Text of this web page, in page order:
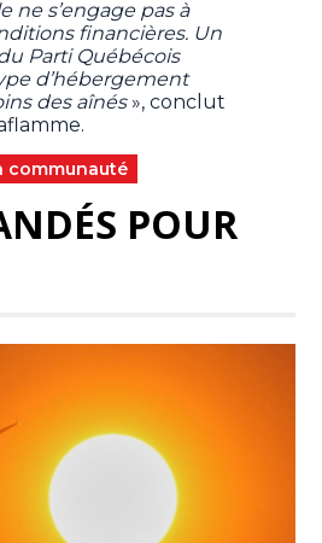
ne s’engage pas à
financières. Un
Parti Québécois
d’hébergement
des aînés», conclut
communauté
POUR